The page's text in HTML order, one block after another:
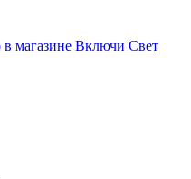
магазине Включи Свет